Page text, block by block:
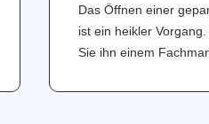
Das Öffnen einer
ist ein heikler
Sie ihn einem